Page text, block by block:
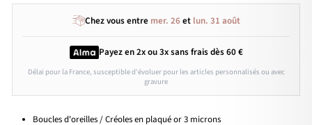
Chez vous entre mer. 26et lun. 31 août
Payez en 2x ou 3xsans fraisdès 60 €
Délai pour la France, susceptible d'évoluer pour les articles personnalisés ou avec
gravure
Boucles d'oreilles / Créoles en plaqué or 3 microns